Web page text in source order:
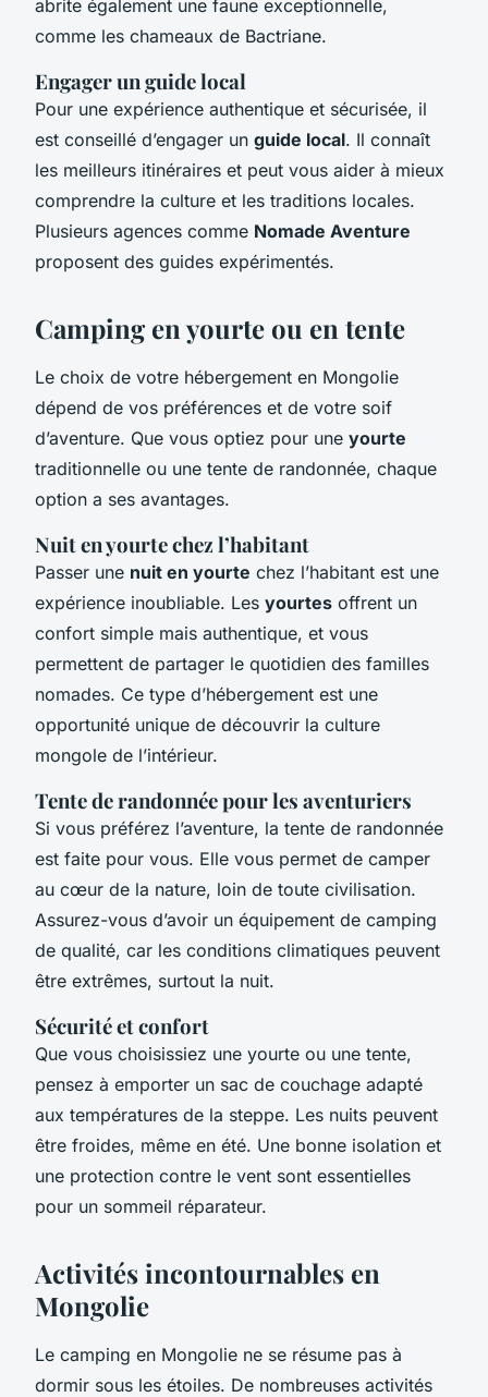
abrite également une faune exceptionnelle,
comme les chameaux de Bactriane.
Engager un guide local
Pour une expérience authentique et sécurisée, il
est conseillé d’engager un guide local. Il connaît
les meilleurs itinéraires et peut vous aider à mieux
comprendre la culture et les traditions locales.
Plusieurs agences comme Nomade Aventure
proposent des guides expérimentés.
Camping en yourte ou en tente
Le choix de votre hébergement en Mongolie
dépend de vos préférences et de votre soif
d’aventure. Que vous optiez pour une yourte
traditionnelle ou une tente de randonnée, chaque
option a ses avantages.
Nuit en yourte chez l’habitant
Passer une nuit en yourte chez l’habitant est une
expérience inoubliable. Les yourtes offrent un
confort simple mais authentique, et vous
permettent de partager le quotidien des familles
nomades. Ce type d’hébergement est une
opportunité unique de découvrir la culture
mongole de l’intérieur.
Tente de randonnée pour les aventuriers
Si vous préférez l’aventure, la tente de randonnée
est faite pour vous. Elle vous permet de camper
au cœur de la nature, loin de toute civilisation.
Assurez-vous d’avoir un équipement de camping
de qualité, car les conditions climatiques peuvent
être extrêmes, surtout la nuit.
Sécurité et confort
Que vous choisissiez une yourte ou une tente,
pensez à emporter un sac de couchage adapté
aux températures de la steppe. Les nuits peuvent
être froides, même en été. Une bonne isolation et
une protection contre le vent sont essentielles
pour un sommeil réparateur.
Activités incontournables en
Mongolie
Le camping en Mongolie ne se résume pas à
dormir sous les étoiles. De nombreuses activités